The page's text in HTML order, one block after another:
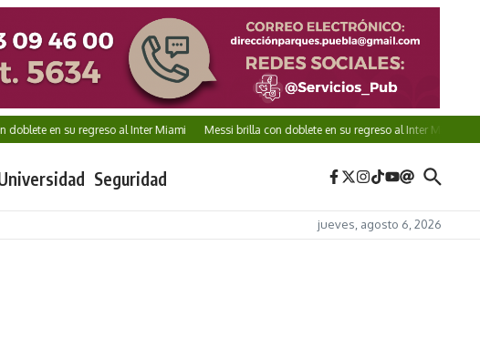
en su regreso al Inter Miami Messi brilla con doblete en su regreso al Inter Miami
Seguridad
jueves, agosto 6, 2026